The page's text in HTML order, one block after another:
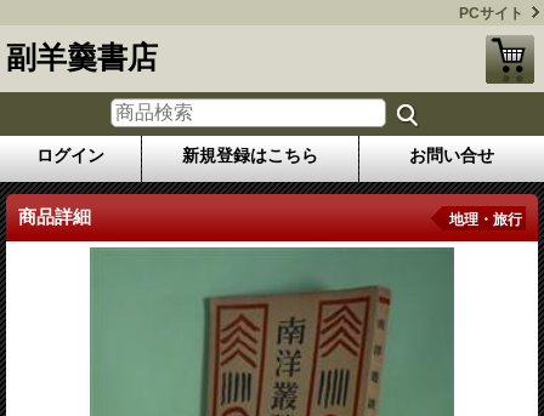
PCサイト
副羊羹書店
ログイン 新規登録はこちら お問い合せ
商品詳細 地理・旅行